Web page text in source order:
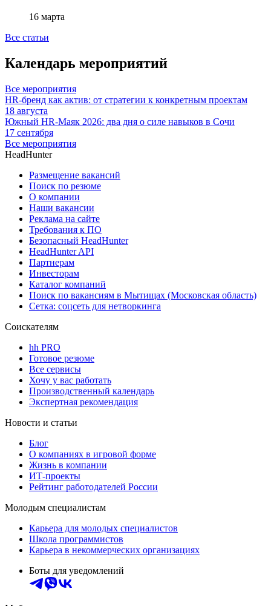
16 марта
Все статьи
Календарь мероприятий
Все мероприятия
HR-бренд как актив: от стратегии к конкретным проектам
18 августа
Южный HR-Маяк 2026: два дня о силе навыков в Сочи
17 сентября
Все мероприятия
HeadHunter
Размещение вакансий
Поиск по резюме
О компании
Наши вакансии
Реклама на сайте
Требования к ПО
Безопасный HeadHunter
HeadHunter API
Партнерам
Инвесторам
Каталог компаний
Поиск по вакансиям в Мытищах (Московская область)
Сетка: соцсеть для нетворкинга
Соискателям
hh PRO
Готовое резюме
Все сервисы
Хочу у вас работать
Производственный календарь
Экспертная рекомендация
Новости и статьи
Блог
О компаниях в игровой форме
Жизнь в компании
ИТ-проекты
Рейтинг работодателей России
Молодым специалистам
Карьера для молодых специалистов
Школа программистов
Карьера в некоммерческих организациях
Боты для уведомлений